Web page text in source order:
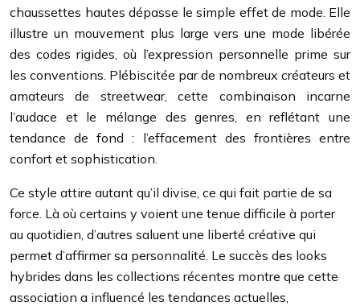
chaussettes hautes dépasse le simple effet de mode. Elle
illustre un mouvement plus large vers une mode libérée
des codes rigides, où l’expression personnelle prime sur
les conventions. Plébiscitée par de nombreux créateurs et
amateurs de streetwear, cette combinaison incarne
l’audace et le mélange des genres, en reflétant une
tendance de fond : l’effacement des frontières entre
confort et sophistication.
Ce style attire autant qu’il divise, ce qui fait partie de sa
force. Là où certains y voient une tenue difficile à porter
au quotidien, d’autres saluent une liberté créative qui
permet d’affirmer sa personnalité. Le succès des looks
hybrides dans les collections récentes montre que cette
association a influencé les tendances actuelles,